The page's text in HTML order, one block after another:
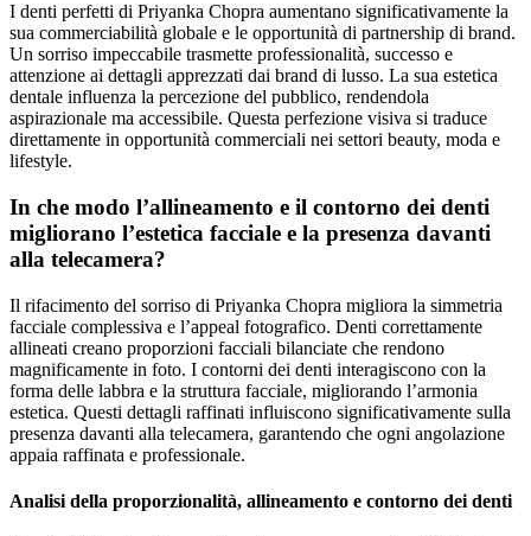
I denti perfetti di Priyanka Chopra aumentano significativamente la
sua commerciabilità globale e le opportunità di partnership di brand.
Un sorriso impeccabile trasmette professionalità, successo e
attenzione ai dettagli apprezzati dai brand di lusso. La sua estetica
dentale influenza la percezione del pubblico, rendendola
aspirazionale ma accessibile. Questa perfezione visiva si traduce
direttamente in opportunità commerciali nei settori beauty, moda e
lifestyle.
In che modo l’allineamento e il contorno dei denti
migliorano l’estetica facciale e la presenza davanti
alla telecamera?
Il rifacimento del sorriso di Priyanka Chopra migliora la simmetria
facciale complessiva e l’appeal fotografico. Denti correttamente
allineati creano proporzioni facciali bilanciate che rendono
magnificamente in foto. I contorni dei denti interagiscono con la
forma delle labbra e la struttura facciale, migliorando l’armonia
estetica. Questi dettagli raffinati influiscono significativamente sulla
presenza davanti alla telecamera, garantendo che ogni angolazione
appaia raffinata e professionale.
Analisi della proporzionalità, allineamento e contorno dei denti